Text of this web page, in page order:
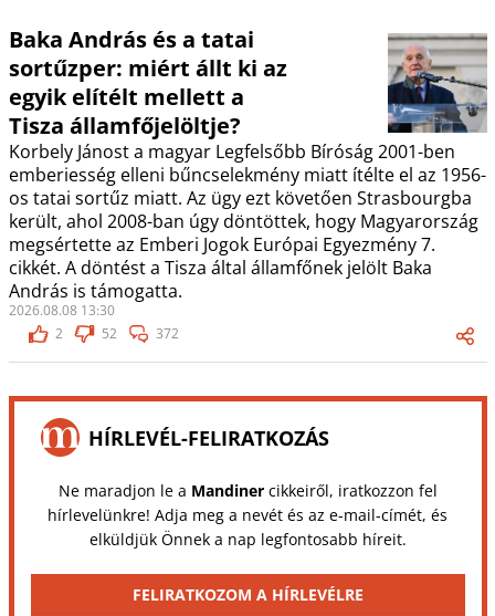
Baka András és a tatai
sortűzper: miért állt ki az
egyik elítélt mellett a
Tisza államfőjelöltje?
Korbely Jánost a magyar Legfelsőbb Bíróság 2001-ben
emberiesség elleni bűncselekmény miatt ítélte el az 1956-
os tatai sortűz miatt. Az ügy ezt követően Strasbourgba
került, ahol 2008-ban úgy döntöttek, hogy Magyarország
megsértette az Emberi Jogok Európai Egyezmény 7.
cikkét. A döntést a Tisza által államfőnek jelölt Baka
András is támogatta.
2026.08.08 13:30
2
52 372
HÍRLEVÉL-FELIRATKOZÁS
Ne maradjon le a Mandinercikkeiről, iratkozzon fel
hírlevelünkre! Adja meg a nevét és az e-mail-címét, és
elküldjük Önnek a nap legfontosabb híreit.
FELIRATKOZOM A HÍRLEVÉLRE